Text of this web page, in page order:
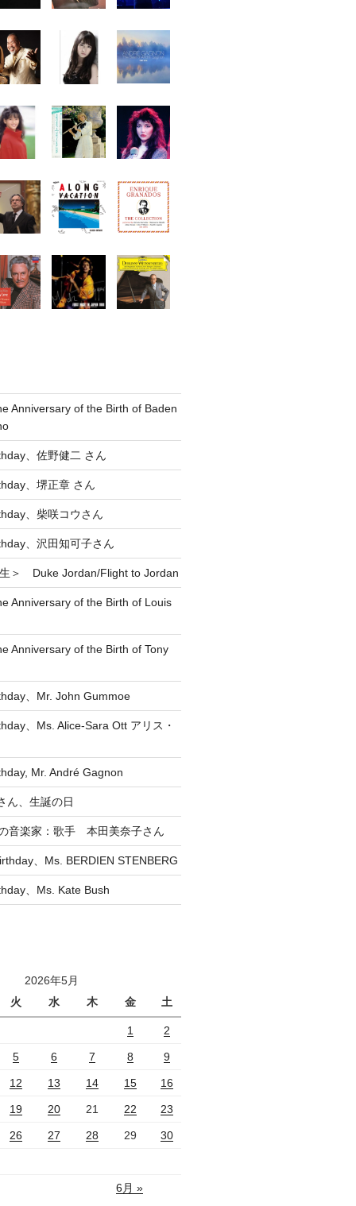
Anniversary of the Birth of Baden
、佐野健二 さん
、堺正章 さん
、柴咲コウさん
、沢田知可子さん
＞ Duke Jordan/Flight to Jordan
Anniversary of the Birth of Louis
Anniversary of the Birth of Tony
、Mr. John Gummoe
、Ms. Alice-Sara Ott アリス・
Mr. André Gagnon
ん、生誕の日
音楽家：歌手 本田美奈子さん
、Ms. BERDIEN STENBERG
、Ms. Kate Bush
2026年5月
火
水 木 金 土
1 2
5 6 7 8 9
12 13 14 15 16
19 20 21 22 23
26 27 28 29 30
6月 »